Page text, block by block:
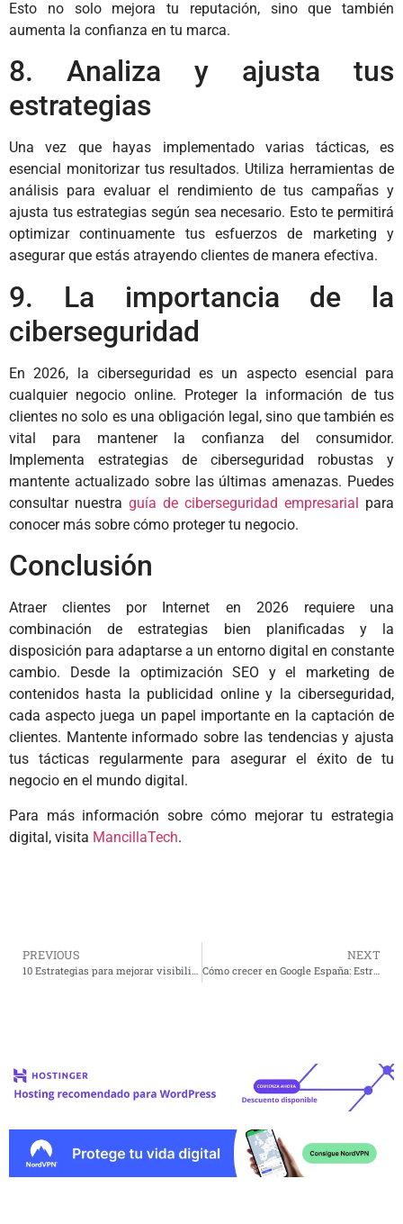
Esto no solo mejora tu reputación, sino que también
aumenta la confianza en tu marca.
8. Analiza y ajusta tus
estrategias
Una vez que hayas implementado varias tácticas, es
esencial monitorizar tus resultados. Utiliza herramientas de
análisis para evaluar el rendimiento de tus campañas y
ajusta tus estrategias según sea necesario. Esto te permitirá
optimizar continuamente tus esfuerzos de marketing y
asegurar que estás atrayendo clientes de manera efectiva.
9. La importancia de la
ciberseguridad
En 2026, la ciberseguridad es un aspecto esencial para
cualquier negocio online. Proteger la información de tus
clientes no solo es una obligación legal, sino que también es
vital para mantener la confianza del consumidor.
Implementa estrategias de ciberseguridad robustas y
mantente actualizado sobre las últimas amenazas. Puedes
consultar nuestra guía de ciberseguridad empresarial para
conocer más sobre cómo proteger tu negocio.
Conclusión
Atraer clientes por Internet en 2026 requiere una
combinación de estrategias bien planificadas y la
disposición para adaptarse a un entorno digital en constante
cambio. Desde la optimización SEO y el marketing de
contenidos hasta la publicidad online y la ciberseguridad,
cada aspecto juega un papel importante en la captación de
clientes. Mantente informado sobre las tendencias y ajusta
tus tácticas regularmente para asegurar el éxito de tu
negocio en el mundo digital.
Para más información sobre cómo mejorar tu estrategia
digital, visita MancillaTech.
PREVIOUS
10 Estrategias para mejorar visibilidad web en 2026
NEXT
Cómo crecer en Google España: Estrategias efectivas